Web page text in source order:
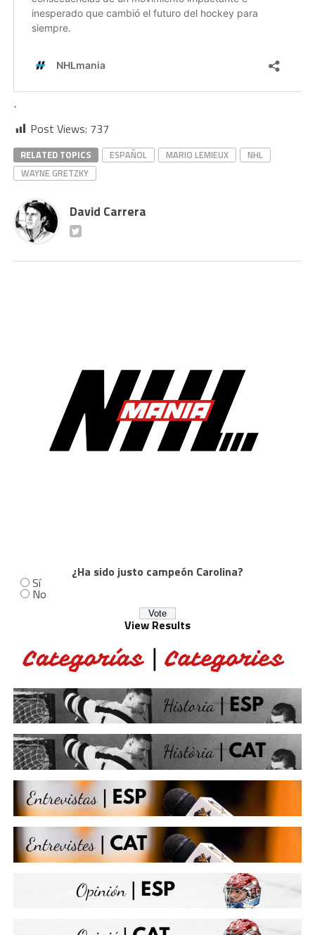
.
Post Views: 737
RELATED TOPICS ESPAÑOL MARIO LEMIEUX
NHL
WAYNE GRETZKY
David Carrera
¿Ha sido justo campeón Carolina?
Sí
No
View Results